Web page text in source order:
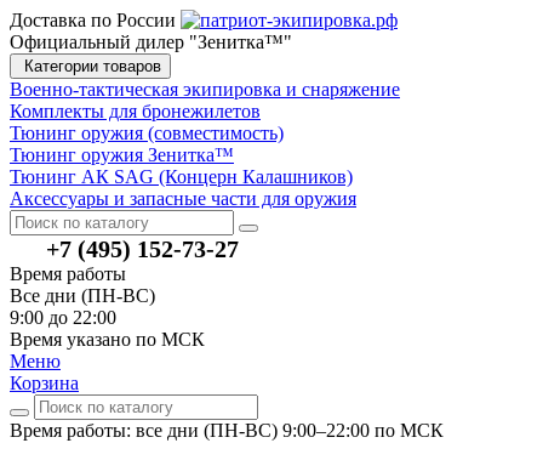
Доставка по России
Официальный дилер "Зенитка™"
Категории товаров
Военно-тактическая экипировка и снаряжение
Комплекты для бронежилетов
Тюнинг оружия (совместимость)
Тюнинг оружия Зенитка™
Тюнинг АК SAG (Концерн Калашников)
Аксессуары и запасные части для оружия
+7 (495) 152-73-27
Время работы
Все дни (ПН-ВС)
9:00 до 22:00
Время указано по МСК
Меню
Корзина
Время работы: все дни (ПН-ВС) 9:00–22:00 по МСК